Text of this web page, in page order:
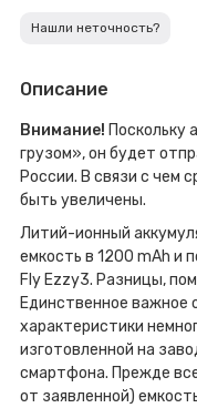
Нашли неточность?
Описание
Внимание! Поскольку
грузом», он будет
России. В связи с чем
быть увеличены.
Литий-ионный
емкость в 1200 mAh и
Fly Ezzy3. Разницы,
Единственное важное
характеристики
изготовленной на
смартфона. Прежде
от заявленной)